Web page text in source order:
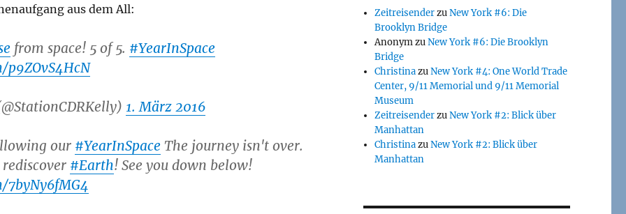
aus dem All:
from space! 5 of 5. #YearInSpace
1. März 2016
our #YearInSpaceThe journey isn't over.
#Earth! See you down below!
ZeitreisenderzuNew York #6: Die
Brooklyn Bridge
AnonymzuNew York #6: Die Brooklyn
Bridge
ChristinazuNew York #4: One World Trade
Center, 9/11 Memorial und 9/11 Memorial
Museum
ZeitreisenderzuNew York #2: Blick über
Manhattan
ChristinazuNew York #2: Blick über
Manhattan